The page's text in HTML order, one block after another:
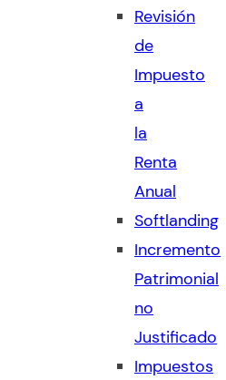
Revisión
de
Impuesto
a
la
Renta
Anual
Softlanding
Incremento
Patrimonial
no
Justificado
Impuestos